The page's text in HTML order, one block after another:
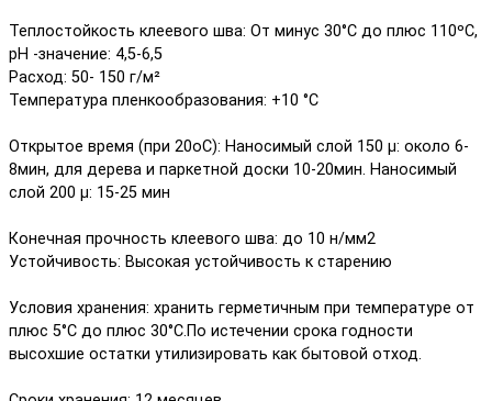
Теплостойкость клеевого шва: От минус 30°C до плюс 110ºC,
pH -значение: 4,5-6,5
Расход: 50- 150 г/м²
Температура пленкообразования: +10 °С
Открытое время (при 20oC): Наносимый слой 150 μ: около 6-
8мин, для дерева и паркетной доски 10-20мин. Наносимый
слой 200 μ: 15-25 мин
Конечная прочность клеевого шва: до 10 н/мм2
Устойчивость: Высокая устойчивость к старению
Условия хранения: хранить герметичным при температуре от
плюс 5°C до плюс 30°C.По истечении срока годности
высохшие остатки утилизировать как бытовой отход.